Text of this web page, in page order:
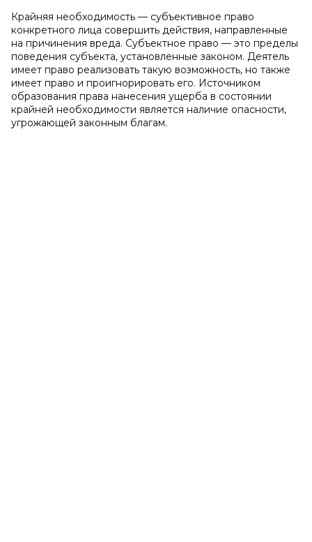
Крайняя необходимость — субъективное право
конкретного лица совершить действия, направленные
на причинения вреда. Субъектное право — это пределы
поведения субъекта, установленные законом. Деятель
имеет право реализовать такую возможность, но также
имеет право и проигнорировать его. Источником
образования права нанесения ущерба в состоянии
крайней необходимости является наличие опасности,
угрожающей законным благам.